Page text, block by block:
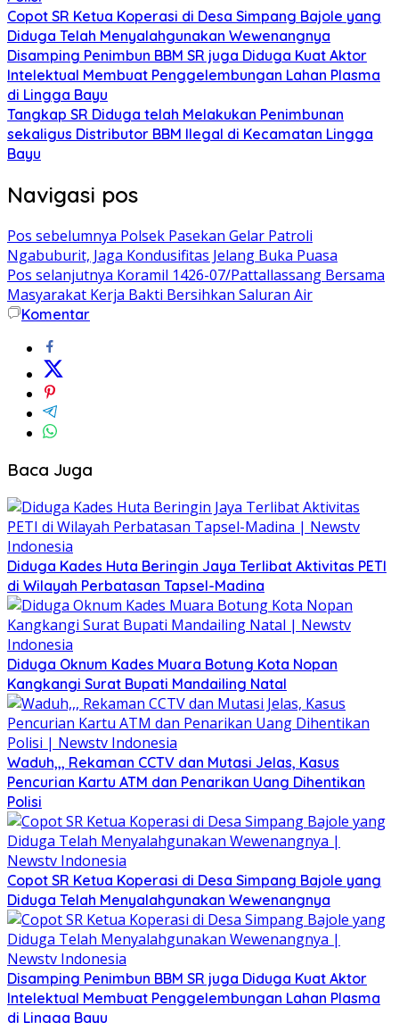
Copot SR Ketua Koperasi di Desa Simpang Bajole yang
Diduga Telah Menyalahgunakan Wewenangnya
Disamping Penimbun BBM SR juga Diduga Kuat Aktor
Intelektual Membuat Penggelembungan Lahan Plasma
di Lingga Bayu
Tangkap SR Diduga telah Melakukan Penimbunan
sekaligus Distributor BBM Ilegal di Kecamatan Lingga
Bayu
Navigasi pos
Pos sebelumnya Polsek Pasekan Gelar Patroli
Ngabuburit, Jaga Kondusifitas Jelang Buka Puasa
Pos selanjutnya Koramil 1426-07/Pattallassang Bersama
Masyarakat Kerja Bakti Bersihkan Saluran Air
Komentar
Baca Juga
Diduga Kades Huta Beringin Jaya Terlibat Aktivitas PETI
di Wilayah Perbatasan Tapsel-Madina
Diduga Oknum Kades Muara Botung Kota Nopan
Kangkangi Surat Bupati Mandailing Natal
Waduh,,, Rekaman CCTV dan Mutasi Jelas, Kasus
Pencurian Kartu ATM dan Penarikan Uang Dihentikan
Polisi
Copot SR Ketua Koperasi di Desa Simpang Bajole yang
Diduga Telah Menyalahgunakan Wewenangnya
Disamping Penimbun BBM SR juga Diduga Kuat Aktor
Intelektual Membuat Penggelembungan Lahan Plasma
di Lingga Bayu